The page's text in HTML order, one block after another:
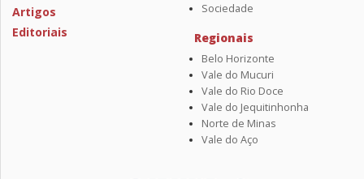
Artigos
Editoriais
Sociedade
Regionais
Belo Horizonte
Vale do Mucuri
Vale do Rio Doce
Vale do Jequitinhonha
Norte de Minas
Vale do Aço